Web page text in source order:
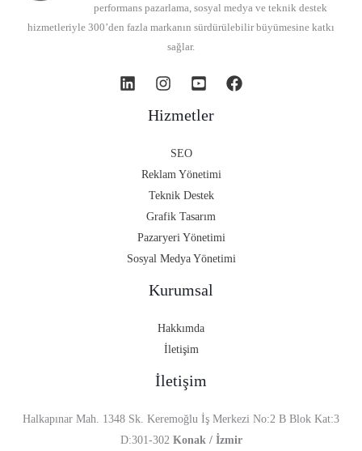
performans pazarlama, sosyal medya ve teknik destek
hizmetleriyle 300’den fazla markanın sürdürülebilir büyümesine katkı
sağlar.
Hizmetler
SEO
Reklam Yönetimi
Teknik Destek
Grafik Tasarım
Pazaryeri Yönetimi
Sosyal Medya Yönetimi
Kurumsal
Hakkımda
İletişim
İletişim
Halkapınar Mah. 1348 Sk. Keremoğlu İş Merkezi No:2 B Blok Kat:3
D:301-302 Konak / İzmir